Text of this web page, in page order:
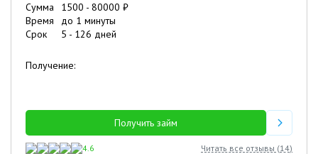
Сумма 1500 - 80000 ₽
Время
до 1 минуты
Срок
5 - 126 дней
Получение:
Получить займ
4.6 Читать все отзывы (14)